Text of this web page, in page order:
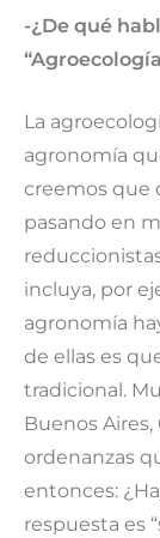
-¿De qué
La
agronomía
creemos que
pasando en
incluya, por
agronomía
de ellas es
tradicional.
Buenos
ordenanzas
entonces:
respuesta es